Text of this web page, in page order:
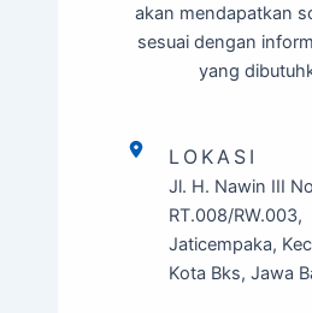
akan mendapatkan
sesuai dengan
yang
LOKASI
Jl. H. Nawin III
RT.008/RW.003,
Jaticempaka,
Kota Bks, Jawa